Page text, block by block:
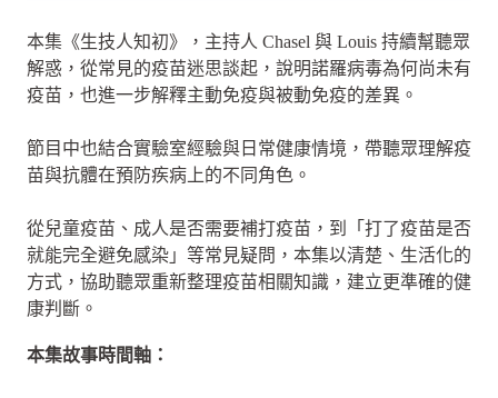
本集《生技人知初》，主持人 Chasel 與 Louis 持續幫聽眾
解惑，從常見的疫苗迷思談起，說明諾羅病毒為何尚未有
疫苗，也進一步解釋主動免疫與被動免疫的差異。
節目中也結合實驗室經驗與日常健康情境，帶聽眾理解疫
苗與抗體在預防疾病上的不同角色。
從兒童疫苗、成人是否需要補打疫苗，到「打了疫苗是否
就能完全避免感染」等常見疑問，本集以清楚、生活化的
方式，協助聽眾重新整理疫苗相關知識，建立更準確的健
康判斷。
本集故事時間軸：